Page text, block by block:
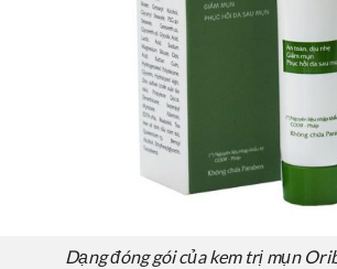
Dạng đóng gói của kem trị mụn